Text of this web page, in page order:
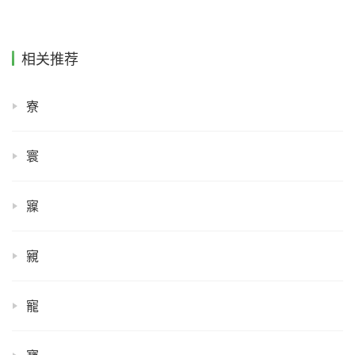
相关推荐
寮
寰
寱
寴
寵